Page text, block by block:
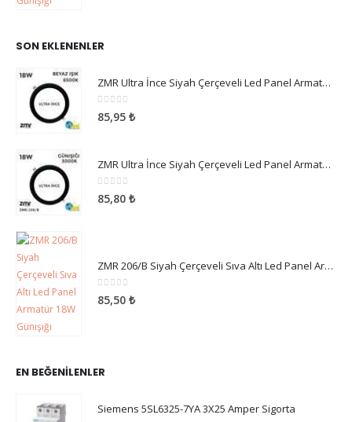
SON EKLENENLER
ZMR Ultra İnce Siyah Çerçeveli Led Panel Armatür 18W Beyaz Işık
05 üzerinden
85,95 ₺
ZMR Ultra İnce Siyah Çerçeveli Led Panel Armatür 18W Günışığı
05 üzerinden
85,80 ₺
ZMR 206/B Siyah Çerçeveli Sıva Altı Led Panel Armatür 18W Günışığı
05 üzerinden
85,50 ₺
EN BEĞENILENLER
Siemens 5SL6325-7YA 3X25 Amper Sigorta